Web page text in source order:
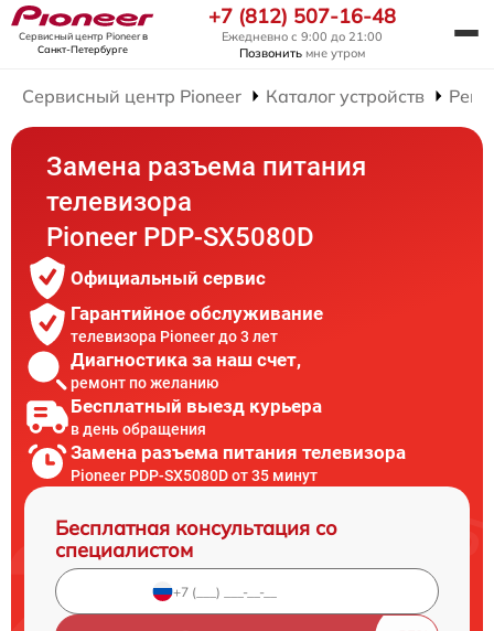
Сервисный центр Pioneerв
Санкт-Петербурге
+7 (812) 507-16-48
Ежедневно с 9:00 до 21:00
Позвонить мне утром
Сервисный центр Pioneer Каталог устройств
Замена разъема питания
телевизора
Pioneer PDP-SX5080D
Официальный сервис
Гарантийное обслуживание
телевизора Pioneer до 3 лет
Диагностика за наш счет,
ремонт по желанию
Бесплатный выезд курьера
в день обращения
Замена разъема питания телевизора
Pioneer PDP-SX5080D от 35 минут
Бесплатная консультация со
специалистом